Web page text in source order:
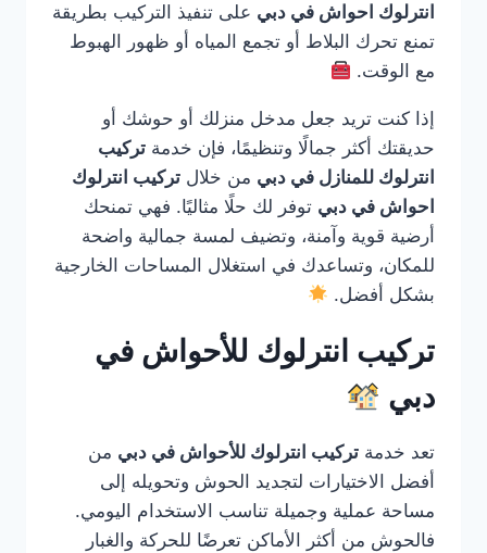
انترلوك احواش في دبي على تنفيذ التركيب بطريقة
تمنع تحرك البلاط أو تجمع المياه أو ظهور الهبوط
مع الوقت.
إذا كنت تريد جعل مدخل منزلك أو حوشك أو
حديقتك أكثر جمالًا وتنظيمًا، فإن خدمة تركيب
انترلوك للمنازل في دبي من خلال تركيب انترلوك
احواش في دبي توفر لك حلًا مثاليًا. فهي تمنحك
أرضية قوية وآمنة، وتضيف لمسة جمالية واضحة
للمكان، وتساعدك في استغلال المساحات الخارجية
بشكل أفضل.
تركيب انترلوك للأحواش في
دبي
تعد خدمة تركيب انترلوك للأحواش في دبي من
أفضل الاختيارات لتجديد الحوش وتحويله إلى
مساحة عملية وجميلة تناسب الاستخدام اليومي.
فالحوش من أكثر الأماكن تعرضًا للحركة والغبار